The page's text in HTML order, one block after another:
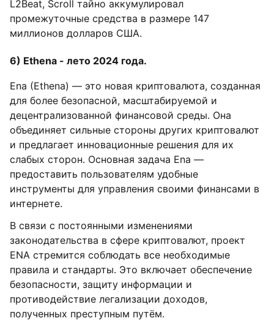
L2Beat, Scroll тайно аккумулировал
промежуточные средства в размере 147
миллионов долларов США.
6) Ethena - лето 2024 года.
Ena (Ethena) — это новая криптовалюта, созданная
для более безопасной, масштабируемой и
децентрализованной финансовой среды. Она
объединяет сильные стороны других криптовалют
и предлагает инновационные решения для их
слабых сторон. Основная задача Ena —
предоставить пользователям удобные
инструменты для управления своими финансами в
интернете.
В связи с постоянными изменениями
законодательства в сфере криптовалют, проект
ENA стремится соблюдать все необходимые
правила и стандарты. Это включает обеспечение
безопасности, защиту информации и
противодействие легализации доходов,
полученных преступным путём.